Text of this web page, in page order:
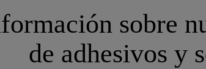
sobre
de adhesivos y